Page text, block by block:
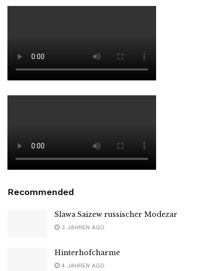
Recommended
Slawa Saizew russischer Modezar
3 JAHREN AGO
Hinterhofcharme
4 JAHREN AGO